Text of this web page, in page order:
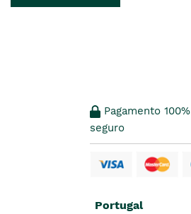
Pagamento 100%
seguro
Portugal